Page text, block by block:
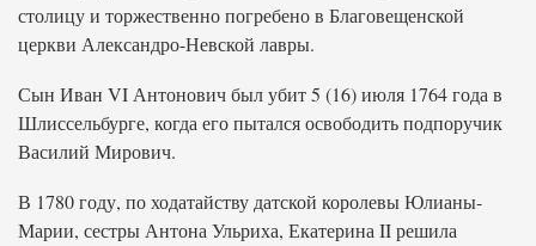
столицу и торжественно погребено в Благовещенской
церкви Александро-Невской лавры.
Сын Иван VI Антонович был убит 5 (16) июля 1764 года в
Шлиссельбурге, когда его пытался освободить подпоручик
Василий Мирович.
В 1780 году, по ходатайству датской королевы Юлианы-
Марии, сестры Антона Ульриха, Екатерина II решила